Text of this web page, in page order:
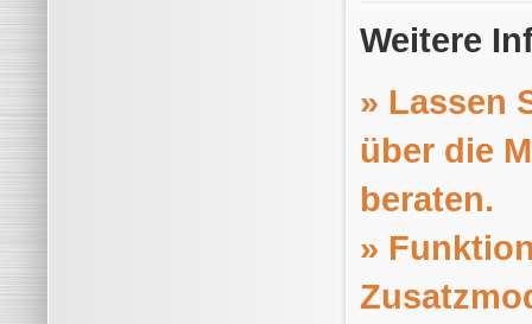
Weitere
» Lassen
über die
beraten.
»